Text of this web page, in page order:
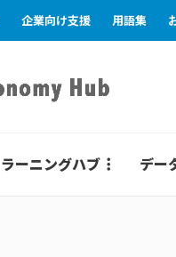
企業向け支援 用語集
ラーニングハブ デー